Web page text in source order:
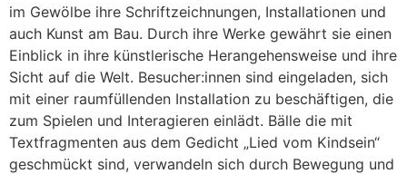
im Gewölbe ihre Schriftzeichnungen, Installationen und
auch Kunst am Bau. Durch ihre Werke gewährt sie einen
Einblick in ihre künstlerische Herangehensweise und ihre
Sicht auf die Welt. Besucher:innen sind eingeladen, sich
mit einer raumfüllenden Installation zu beschäftigen, die
zum Spielen und Interagieren einlädt. Bälle die mit
Textfragmenten aus dem Gedicht „Lied vom Kindsein“
geschmückt sind, verwandeln sich durch Bewegung und